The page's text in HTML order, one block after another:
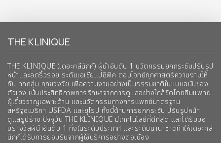
THE KLINIQUE
THE KLINIQUE (เดอะคลีนิกค์) ผู้นำอันดับ 1 นวัตกรรมยกกระชับปรับรูป
หน้าและลดริ้วรอย ระดับเอเชียแปซิฟิค ตอบโจทย์ทุกศาสตร์ความงามให้
กับ ทุกกลุ่ม ทุกช่วงวัย เพื่อความงามอย่างเป็นธรรมชาติในแบบฉบับของ
ตัวเอง เน้นประสิทธิภาพการรักษาจากการดูแลอย่างใกล้ชิดโดยทีมแพทย์
ผู้เชี่ยวชาญเฉพาะด้าน และนวัตกรรมทางการแพทย์มาตรฐาน
สหรัฐอเมริกา USFDA และยุโรป ทั้งนี้ด้านการยกกระชับ ปรับรูปหน้า
ดูแลรูปร่าง ปัจจุบัน THE KLINIQUE มีเทคโนโลยีท่ีดีที่สุด และได้รับมอ
บรางวัลผ้นำอันดับ 1 ทั้งในระดับประเทศ และระดับนานาชาติทําให้เดอะคลี
นิกค์ได้รับการยอมรับจากผู้ใช้บริการอย่างต่อเนื่อง